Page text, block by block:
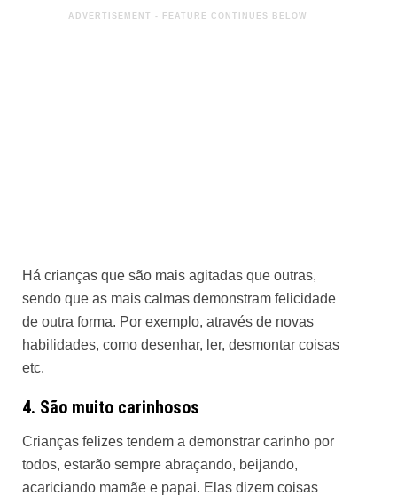
Há crianças que são mais agitadas que outras,
sendo que as mais calmas demonstram felicidade
de outra forma. Por exemplo, através de novas
habilidades, como desenhar, ler, desmontar coisas
etc.
4. São muito carinhosos
Crianças felizes tendem a demonstrar carinho por
todos, estarão sempre abraçando, beijando,
acariciando mamãe e papai. Elas dizem coisas